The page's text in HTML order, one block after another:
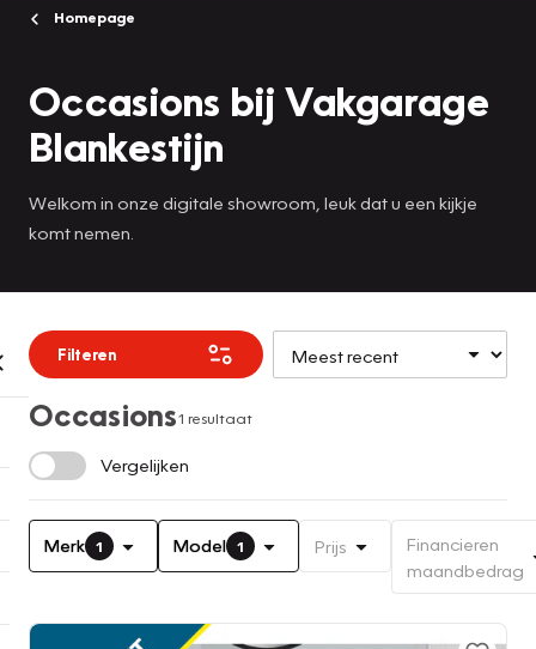
Homepage
Occasions bij Vakgarage
Blankestijn
Welkom in onze digitale showroom, leuk dat u een kijkje
komt nemen.
Filteren
Occasions1 resultaat
Vergelijken
Merk 1 Model 1 Prijs
Financieren
maandbedrag